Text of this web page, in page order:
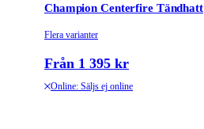
Champion Centerfire Tändhatt
Flera varianter
Från 1 395 kr
Online: Säljs ej online